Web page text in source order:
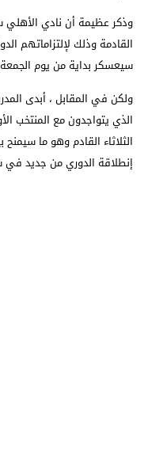
وذكر عظيمة أن نادي
القادمة وذلك لإلتزاماتهم
سيعسكر بداية من يوم الجمعة
ولكن في المقابل ، أبدى
الذي يتواجدون مع المنتخب
الثلاثاء القادم وهو ما
إنطلاقة الدوري من جديد